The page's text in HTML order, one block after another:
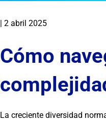
| 2 abril 2025
Cómo
La creciente diversidad